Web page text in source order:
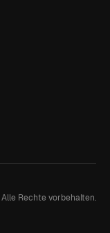
Alle Rechte vorbehalten.